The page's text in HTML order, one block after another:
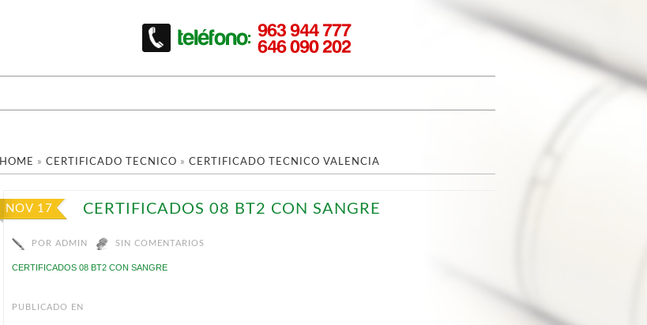
HOME »CERTIFICADO TECNICO »CERTIFICADO TECNICO VALENCIA
NOV 17 CERTIFICADOS 08 BT2 CON SANGRE
PORADMIN SIN COMENTARIOS
CERTIFICADOS 08 BT2 CON SANGRE
PUBLICADO EN